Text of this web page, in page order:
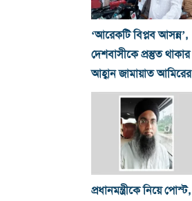
‘আরেকটি বিপ্লব আসন্ন’,
দেশবাসীকে প্রস্তুত থাকার
আহ্বান জামায়াত আমিরের
প্রধানমন্ত্রীকে নিয়ে পোস্ট,